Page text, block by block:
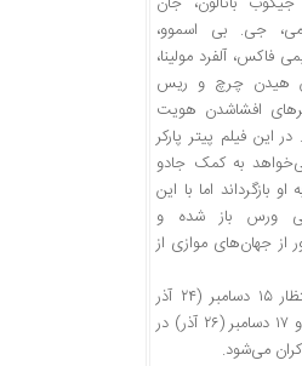
جی. بی اسموو،
فاکس، آلفرد مولینا،
هیدن چرچ و ریس
افشاشدن هویت
این فیلم پیتر پارکر
به کمک جادو
بازگرداند اما با این
ورس باز شده و
جهان‌های موازی از
این فیلم مورد انتظار ۱۵ دسامبر (۲۴ آذر
۱۴۰۰) در انگلیس و ۱۷ دسامبر (۲۶ آذر) در
می‌شود.